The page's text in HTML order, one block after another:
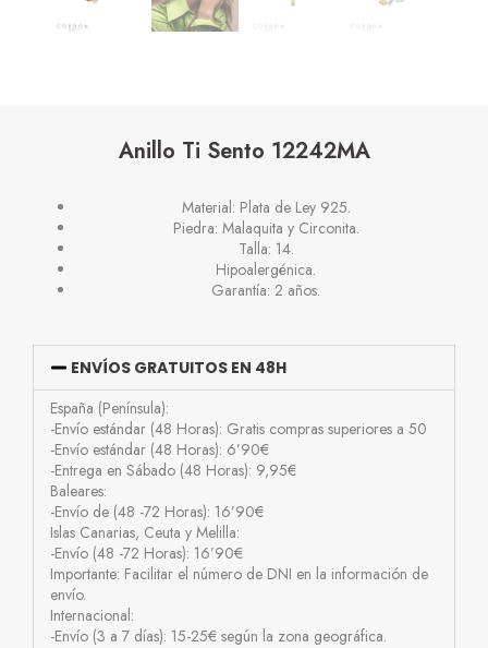
Anillo Ti Sento 12242MA
Material: Plata de Ley 925.
Piedra: Malaquita y Circonita.
Talla: 14.
Hipoalergénica.
Garantía: 2 años.
ENVÍOS GRATUITOS EN 48H
España (Península):
-Envío estándar (48 Horas): Gratis compras superiores a 50
-Envío estándar (48 Horas): 6’90€
-Entrega en Sábado (48 Horas): 9,95€
Baleares:
-Envío de (48 -72 Horas): 16’90€
Islas Canarias, Ceuta y Melilla:
-Envío (48 -72 Horas): 16’90€
Importante: Facilitar el número de DNI en la información de
envío.
Internacional:
-Envío (3 a 7 días): 15-25€ según la zona geográfica.